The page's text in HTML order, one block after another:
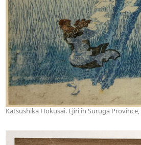
Katsushika Hokusai. Ejiri in Suruga